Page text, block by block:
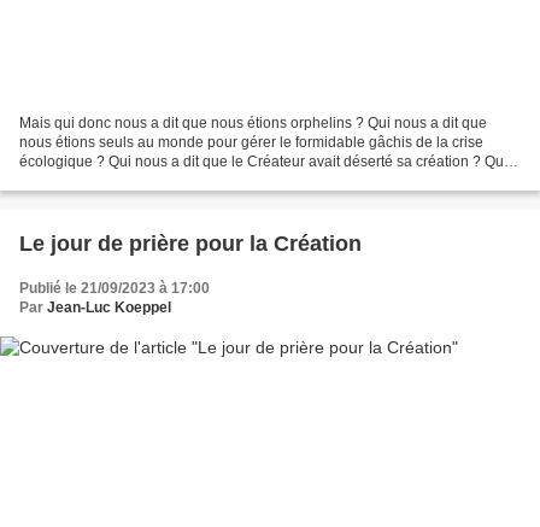
Mais qui donc nous a dit que nous étions orphelins ? Qui nous a dit que
nous étions seuls au monde pour gérer le formidable gâchis de la crise
écologique ? Qui nous a dit que le Créateur avait déserté sa création ? Que
Le jour de prière pour la Création
Publié le 21/09/2023 à 17:00
Par Jean-Luc Koeppel